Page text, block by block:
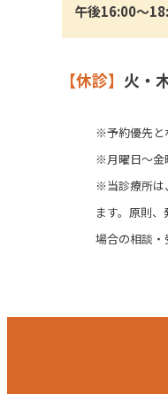
午後16:00〜
【休診】 火・
※予約優先と
※月曜日～金
※当診療所は
ます。原則
場合の相談